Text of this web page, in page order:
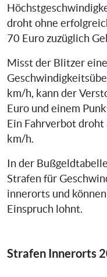
droht ohne
70 Euro zuzüglich
Misst der Blitzer eine
km/h, kann der
Euro und einem
Ein Fahrverbot
km/h.
In der
Strafen für
innerorts und
Einspruch lohnt.
Strafen Innerorts